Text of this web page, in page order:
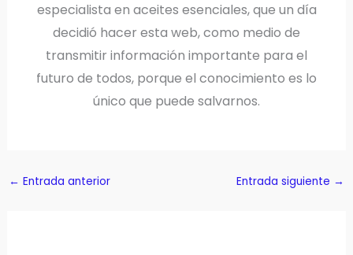
especialista en aceites esenciales, que un día
decidió hacer esta web, como medio de
transmitir información importante para el
futuro de todos, porque el conocimiento es lo
único que puede salvarnos.
← Entrada anterior Entrada siguiente →